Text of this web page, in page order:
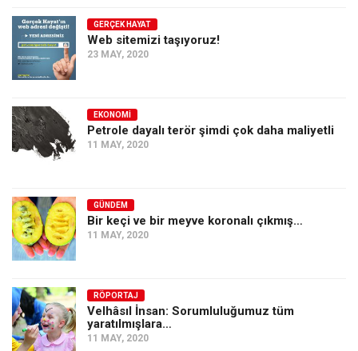
GERÇEK HAYAT
Web sitemizi taşıyoruz!
23 MAY, 2020
EKONOMI
Petrole dayalı terör şimdi çok daha maliyetli
11 MAY, 2020
GÜNDEM
Bir keçi ve bir meyve koronalı çıkmış…
11 MAY, 2020
RÖPORTAJ
Velhâsıl İnsan: Sorumluluğumuz tüm
yaratılmışlara…
11 MAY, 2020